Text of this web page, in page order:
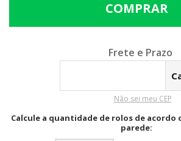
Calcular o Frete
Não sei meu CEP
Calcule a quantidade de rolos de acordo
parede: